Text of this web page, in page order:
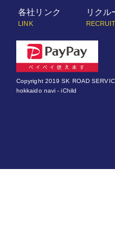
各社リンク
LINK
リクル
RECRUIT
Copyright 2019SK ROAD
hokkaido navi - iChild